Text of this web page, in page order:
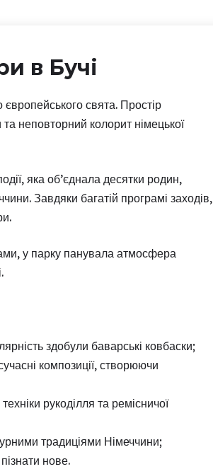
в Бучі
свята. Простір
неповторний колорит німецької
яка об’єднала десятки родин,
Завдяки багатій програмі заходів,
у парку панувала атмосфера
здобули баварські ковбаски;
композиції, створюючи
рукоділля та ремісничої
традиціями Німеччини;
нове.